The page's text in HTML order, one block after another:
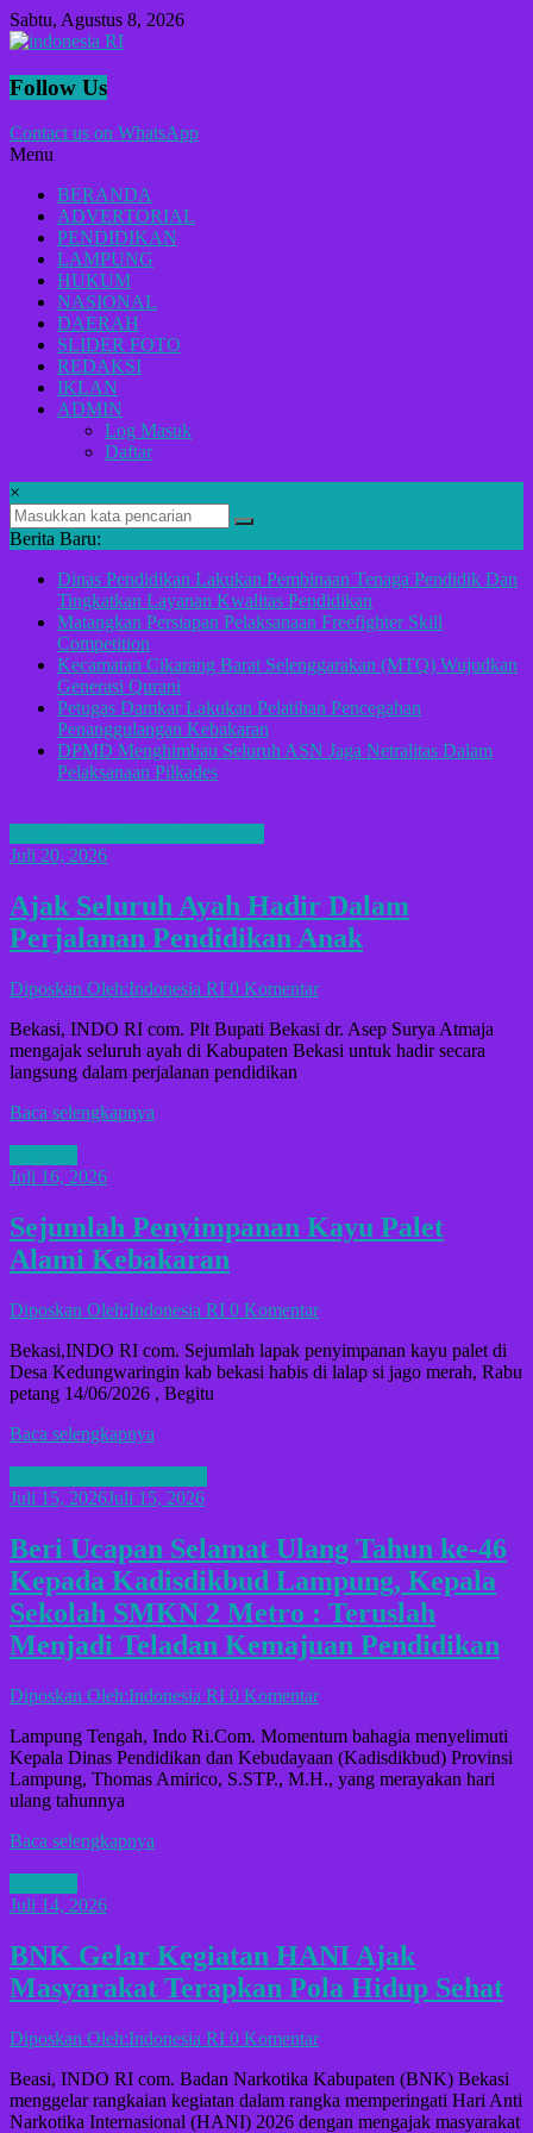
Lompat
ke
Sabtu, Agustus 8, 2026
indonesia
RI
Lugas
Dalam
Menyikap
Berita,Terpercaya
Dan
Tegas
Follow Us
Contact us on WhatsApp
Menu
BERANDA
ADVERTORIAL
PENDIDIKAN
LAMPUNG
HUKUM
NASIONAL
DAERAH
SLIDER FOTO
REDAKSI
IKLAN
ADMIN
Log Masuk
Daftar
×
Berita Baru:
Dinas Pendidikan Lakukan Pembinaan Tenaga Pendidik Dan
Tingkatkan Layanan Kwalitas Pendidikan
Matangkan Persiapan Pelaksanaan Freefighter Skill
Competition
Kecamatan Cikarang Barat Selenggarakan (MTQ) Wujudkan
Generasi Qurani
Petugas Damkar Lakukan Pelatihan Pencegahan
Penanggulangan Kebakaran
DPMD Menghimbau Seluruh ASN Jaga Netralitas Dalam
Pelaksanaan Pilkades
Juli 20, 2026
Ajak Seluruh Ayah Hadir Dalam
Perjalanan Pendidikan Anak
Diposkan Oleh:Indonesia RI 0 Komentar
Bekasi, INDO RI com. Plt Bupati Bekasi dr. Asep Surya Atmaja
mengajak seluruh ayah di Kabupaten Bekasi untuk hadir secara
langsung dalam perjalanan pendidikan
Baca selengkapnya
Juli 16, 2026
Sejumlah Penyimpanan Kayu Palet
Alami Kebakaran
Diposkan Oleh:Indonesia RI 0 Komentar
Bekasi,INDO RI com. Sejumlah lapak penyimpanan kayu palet di
Desa Kedungwaringin kab bekasi habis di lalap si jago merah, Rabu
petang 14/06/2026 , Begitu
Baca selengkapnya
Juli 15, 2026Juli 15, 2026
Beri Ucapan Selamat Ulang Tahun ke-46
Kepada Kadisdikbud Lampung, Kepala
Sekolah SMKN 2 Metro : Teruslah
Menjadi Teladan Kemajuan Pendidikan
Diposkan Oleh:Indonesia RI 0 Komentar
Lampung Tengah, Indo Ri.Com. Momentum bahagia menyelimuti
Kepala Dinas Pendidikan dan Kebudayaan (Kadisdikbud) Provinsi
Lampung, Thomas Amirico, S.STP., M.H., yang merayakan hari
ulang tahunnya
Baca selengkapnya
Juli 14, 2026
BNK Gelar Kegiatan HANI Ajak
Masyarakat Terapkan Pola Hidup Sehat
Diposkan Oleh:Indonesia RI 0 Komentar
Beasi, INDO RI com. Badan Narkotika Kabupaten (BNK) Bekasi
menggelar rangkaian kegiatan dalam rangka memperingati Hari Anti
Narkotika Internasional (HANI) 2026 dengan mengajak masyarakat